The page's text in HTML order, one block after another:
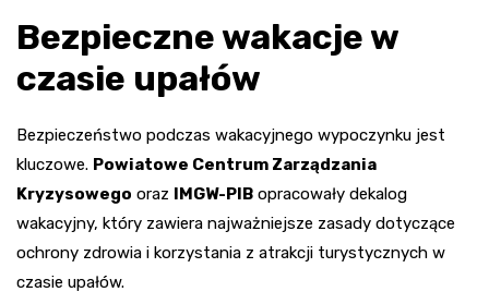
Bezpieczne wakacje w
czasie upałów
Bezpieczeństwo podczas wakacyjnego wypoczynku jest
kluczowe. Powiatowe Centrum Zarządzania
Kryzysowego oraz IMGW-PIB opracowały dekalog
wakacyjny, który zawiera najważniejsze zasady dotyczące
ochrony zdrowia i korzystania z atrakcji turystycznych w
czasie upałów.